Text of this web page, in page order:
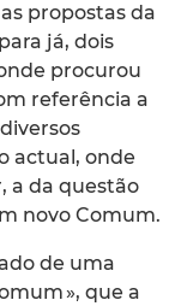
propostas da
já, dois
procurou
referência a
actual, onde
a da questão
novo Comum.
de uma
», que a